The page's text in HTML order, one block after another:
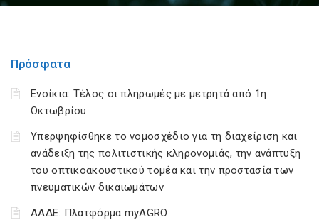
Πρόσφατα
Ενοίκια: Τέλος οι πληρωμές με μετρητά από 1η
Οκτωβρίου
Υπερψηφίσθηκε το νομοσχέδιο για τη διαχείριση και
ανάδειξη της πολιτιστικής κληρονομιάς, την ανάπτυξη
του οπτικοακουστικού τομέα και την προστασία των
πνευματικών δικαιωμάτων
ΑΑΔΕ: Πλατφόρμα myAGRO